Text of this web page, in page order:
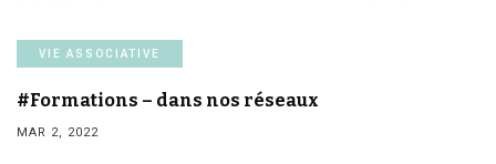
VIE ASSOCIATIVE
#Formations – dans nos réseaux
MAR 2, 2022